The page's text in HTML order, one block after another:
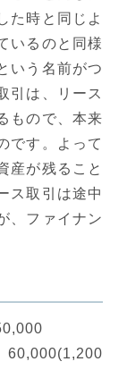
た時と同じよ
いるのと同様
いう名前がつ
引は、リース
もので、本来
です。よって
産が残ること
ス取引は途中
、ファイナン
60,000(1,200